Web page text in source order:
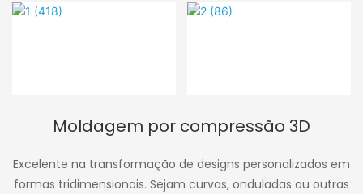
Moldagem por compressão 3D
Excelente na transformação de designs personalizados em
formas tridimensionais. Sejam curvas, onduladas ou outras